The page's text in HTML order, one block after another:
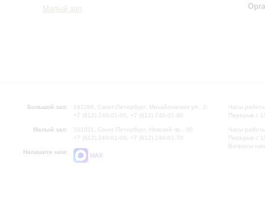
Малый зал
Большой зал:
191186, Санкт-Петербург, Михайловская ул., 2
+7 (812) 240-01-00, +7 (812) 240-01-80
Малый зал:
191011, Санкт-Петербург, Невский пр., 30
+7 (812) 240-01-00, +7 (812) 240-01-70
Напишите нам:
MAX
Часы
Перерыв с
Часы
Перерыв с
Вопросы